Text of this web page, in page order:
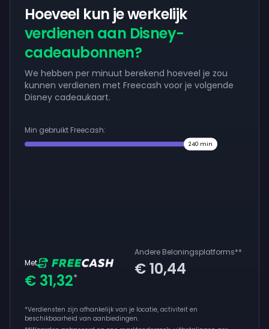
Hoeveel kun je werkelijk
verdienen aan Disney-
cadeaubonnen?
We hebben per minuut berekend hoeveel je zou
kunnen verdienen met Freecash voor je volgende
Disney cadeaukaart.
Min gebruikt Freecash:
240 min
Met
€ 31,32*
Andere Beloningsplatforms**
€ 10,44
*Verdiensten zijn afhankelijk van je locatie, activiteit en
beschikbaarheid van aanbiedingen.